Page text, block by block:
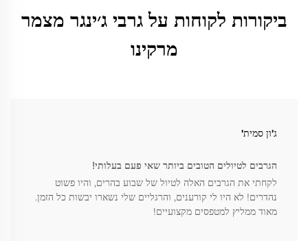
ביקורות לקוחות על גרבי ג׳ינגר מצמר
מרקינו
ג'ון סמית'
הגרבים לטיולים הטובים ביותר שאי פעם בעלותי!
לקחתי את הגרבים האלה לטיול של שבוע בהרים, והיו פשוט
נהדרים! לא היו לי קורענים, והרגליים שלי נשארו יבשות כל הזמן.
מאוד ממליץ למטפסים מקצועיים!